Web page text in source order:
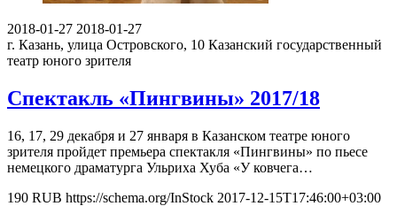
2018-01-27 2018-01-27
г. Казань, улица Островского, 10 Казанский государственный
театр юного зрителя
Спектакль «Пингвины» 2017/18
16, 17, 29 декабря и 27 января в Казанском театре юного
зрителя пройдет премьера спектакля «Пингвины» по пьесе
немецкого драматурга Ульриха Хуба «У ковчега…
190 RUB https://schema.org/InStock 2017-12-15T17:46:00+03:00